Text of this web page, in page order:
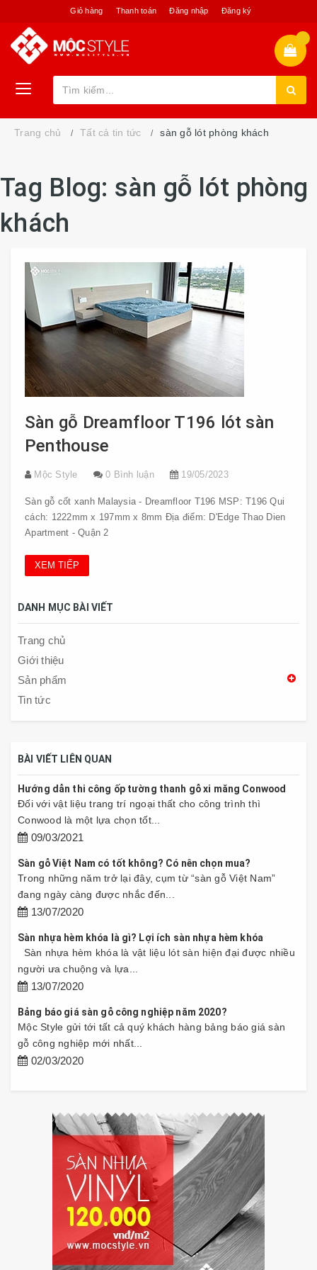
Giỏ hàng Thanh toán Đăng nhập Đăng ký
Trang chủ Tất cả tin tức sàn gỗ lót phòng khách
Tag Blog: sàn gỗ lót phòng
khách
Sàn gỗ Dreamfloor T196 lót sàn
Penthouse
Mộc Style 0 Bình luận 19/05/2023
Sàn gỗ cốt xanh Malaysia - Dreamfloor T196 MSP: T196 Qui
cách: 1222mm x 197mm x 8mm Địa điểm: D'Edge Thao Dien
Apartment - Quận 2
XEM TIẾP
DANH MỤC BÀI VIẾT
Trang chủ
Giới thiệu
Sản phẩm
Tin tức
BÀI VIẾT LIÊN QUAN
Hướng dẫn thi công ốp tường thanh gỗ xi măng Conwood
Đối với vật liệu trang trí ngoại thất cho công trình thì
Conwood là một lựa chọn tốt...
09/03/2021
Sàn gỗ Việt Nam có tốt không? Có nên chọn mua?
Trong những năm trở lại đây, cụm từ “sàn gỗ Việt Nam”
đang ngày càng được nhắc đến...
13/07/2020
Sàn nhựa hèm khóa là gì? Lợi ích sàn nhựa hèm khóa
Sàn nhựa hèm khóa là vật liệu lót sàn hiện đại được nhiều
người ưa chuộng và lựa...
13/07/2020
Bảng báo giá sàn gỗ công nghiệp năm 2020?
Mộc Style gửi tới tất cả quý khách hàng bảng báo giá sàn
gỗ công nghiệp mới nhất...
02/03/2020